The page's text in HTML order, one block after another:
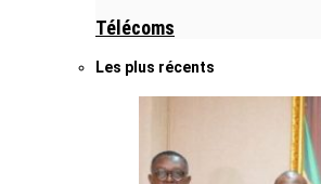
Télécoms
Les plus récents